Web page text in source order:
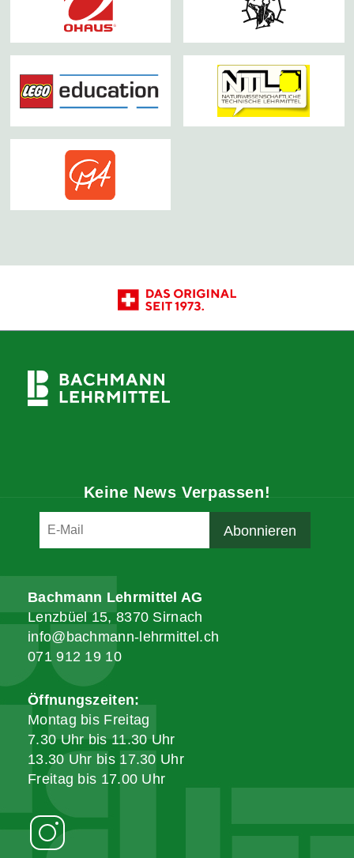
Keine News Verpassen!
Bachmann Lehrmittel AG
Lenzbüel 15, 8370 Sirnach
info@bachmann-lehrmittel.ch
071 912 19 10
Öffnungszeiten:
Montag bis Freitag
7.30 Uhr bis 11.30 Uhr
13.30 Uhr bis 17.30 Uhr
Freitag bis 17.00 Uhr